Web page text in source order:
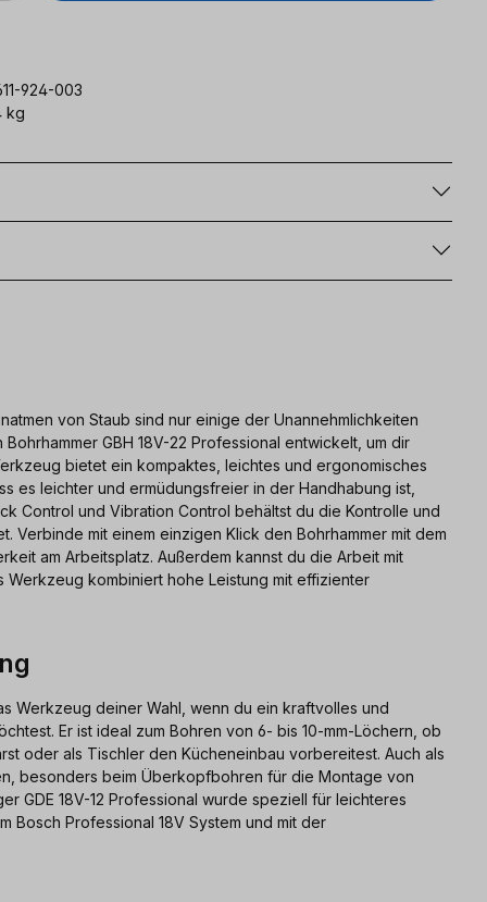
924-003
kg
von Staub sind nur einige der Unannehmlichkeiten
GBH 18V-22 Professional entwickelt, um dir
bietet ein kompaktes, leichtes und ergonomisches
es leichter und ermüdungsfreier in der Handhabung ist,
Control und Vibration Control behältst du die Kontrolle und
Verbinde mit einem einzigen Klick den Bohrhammer mit dem
am Arbeitsplatz. Außerdem kannst du die Arbeit mit
kombiniert hohe Leistung mit effizienter
Werkzeug deiner Wahl, wenn du ein kraftvolles und
Er ist ideal zum Bohren von 6- bis 10-mm-Löchern, ob
oder als Tischler den Kücheneinbau vorbereitest. Auch als
besonders beim Überkopfbohren für die Montage von
GDE 18V-12 Professional wurde speziell für leichteres
Bosch Professional 18V System und mit der